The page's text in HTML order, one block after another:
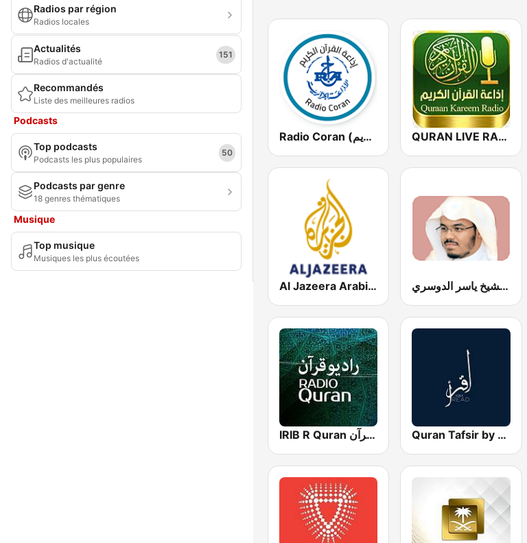
Radios par région
Radios locales
Actualités
Radios d'actualité
151
Recommandés
Liste des meilleures radios
Podcasts
Top podcasts
Podcasts les plus populaires
50
Podcasts par genre
18 genres thématiques
Musique
Top musique
Musiques les plus écoutées
Radio Coran (إذاعة القرآن الكريم) QURAN LIVE RADIO
Al Jazeera Arabic (قناة الجزيرة) إذاعة الشيخ ياسر الدوسري
IRIB R Quran رادیو قرآن Quran Tafsir by Sharawi and Nabulsi